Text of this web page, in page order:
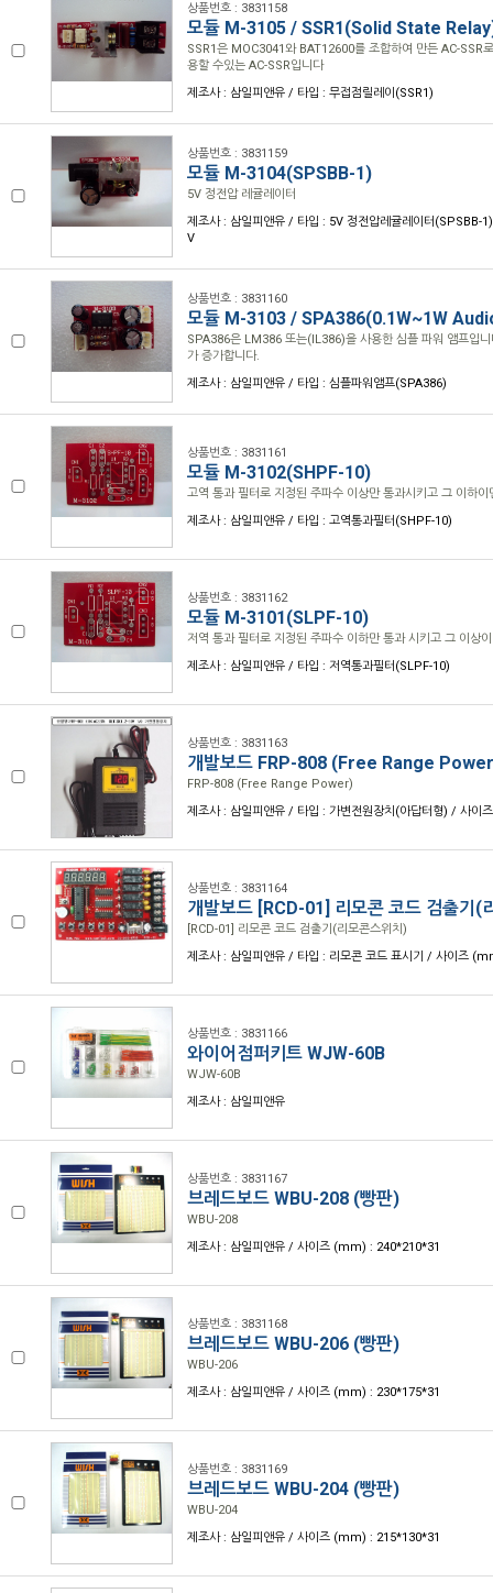
상품번호 : 3831158
모듈 M-3105 / SSR1(Solid State
SSR1은 MOC3041와 BAT12600를 조합하여 만든 AC-SSR
용할 수있는 AC-SSR입니다
제조사 : 삼일피앤유 / 타입 : 무접점릴레이(SSR1)
상품번호 : 3831159
모듈 M-3104(SPSBB-1)
5V 정전압 레귤레이터
제조사 : 삼일피앤유 / 타입 : 5V 정전압레귤레이터(SPSBB-
V
상품번호 : 3831160
모듈 M-3103 / SPA386(0.1W~1W
SPA386은 LM386 또는(IL386)을 사용한 심플 파워 앰프입
가 증가합니다.
제조사 : 삼일피앤유 / 타입 : 심플파워앰프(SPA386)
상품번호 : 3831161
모듈 M-3102(SHPF-10)
고역 통과 필터로 지정된 주파수 이상만 통과시키고 그 이하이
제조사 : 삼일피앤유 / 타입 : 고역통과필터(SHPF-10)
상품번호 : 3831162
모듈 M-3101(SLPF-10)
저역 통과 필터로 지정된 주파수 이하만 통과 시키고 그 이상
제조사 : 삼일피앤유 / 타입 : 저역통과필터(SLPF-10)
상품번호 : 3831163
개발보드 FRP-808 (Free Range
FRP-808 (Free Range Power)
제조사 : 삼일피앤유 / 타입 : 가변전원장치(아답터형) / 사
상품번호 : 3831164
개발보드 [RCD-01] 리모콘 코드 검출기(
[RCD-01] 리모콘 코드 검출기(리모콘스위치)
제조사 : 삼일피앤유 / 타입 : 리모콘 코드 표시기 / 사이즈
상품번호 : 3831166
와이어점퍼키트 WJW-60B
WJW-60B
제조사 : 삼일피앤유
상품번호 : 3831167
브레드보드 WBU-208 (빵판)
WBU-208
제조사 : 삼일피앤유 / 사이즈 (mm) : 240*210*31
상품번호 : 3831168
브레드보드 WBU-206 (빵판)
WBU-206
제조사 : 삼일피앤유 / 사이즈 (mm) : 230*175*31
상품번호 : 3831169
브레드보드 WBU-204 (빵판)
WBU-204
제조사 : 삼일피앤유 / 사이즈 (mm) : 215*130*31